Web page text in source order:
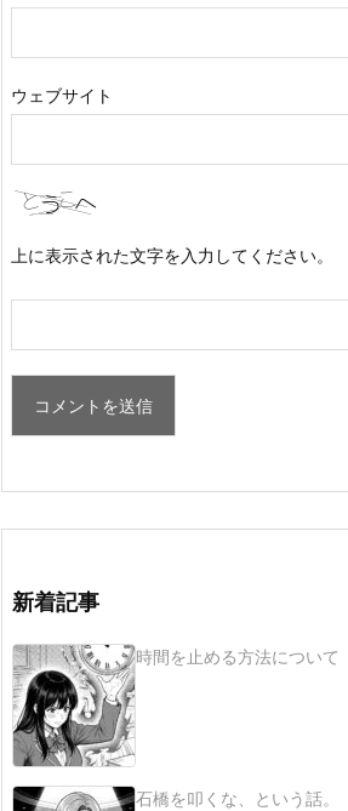
ウェブサイト
上に表示された文字を入力してください。
新着記事
時間を止める方法について
石橋を叩くな、という話。